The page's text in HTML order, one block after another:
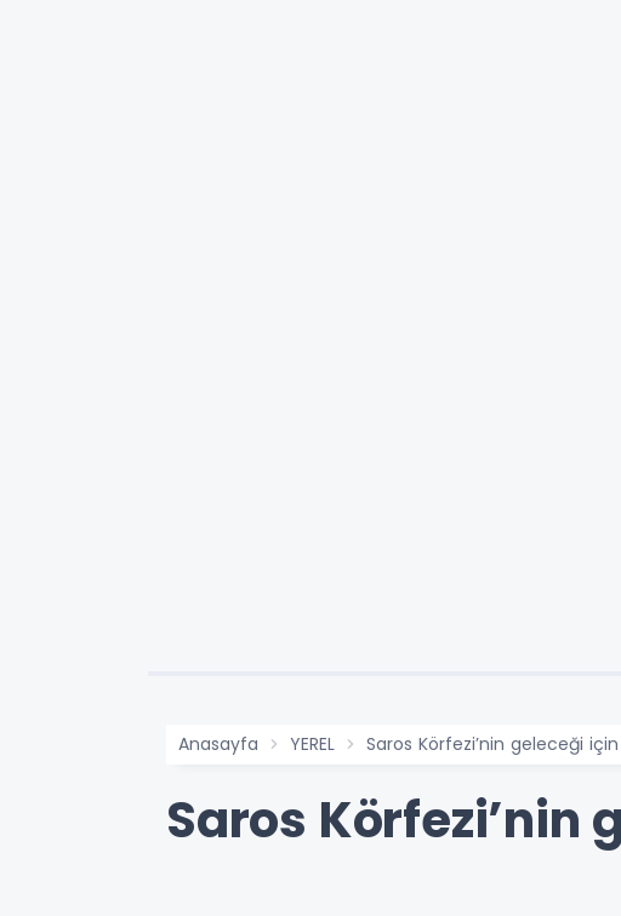
Anasayfa YEREL Saros Körfezi’nin geleceği
Saros Körfezi’nin